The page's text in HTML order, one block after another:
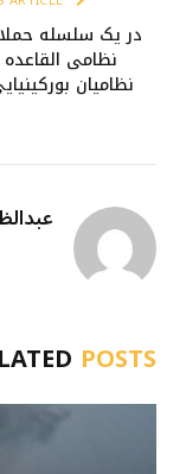
در یک سلسله
نظامیان
POSTS